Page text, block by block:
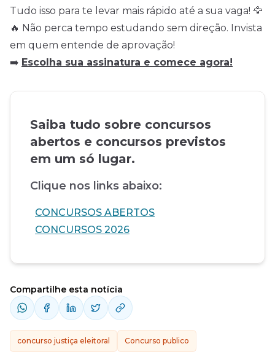
Tudo isso para te levar mais rápido até a sua vaga! 🦅
🔥 Não perca tempo estudando sem direção. Invista
em quem entende de aprovação!
➡️ Escolha sua assinatura e comece agora!
Saiba tudo sobre concursos
abertos e concursos previstos
em um só lugar.
Clique nos links abaixo:
CONCURSOS ABERTOS
CONCURSOS 2026
Compartilhe esta notícia
concurso justiça eleitoral Concurso publico